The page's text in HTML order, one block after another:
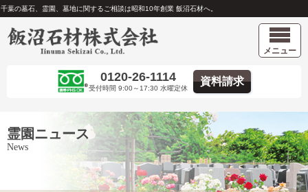
千葉の墓石、霊園、墓地に関するご相談は昭和10年創業 飯沼石材へ。
メニュー
0120-26-1114
受付時間 9:00～17:30 水曜定休
資料請求
霊園ニュース
News